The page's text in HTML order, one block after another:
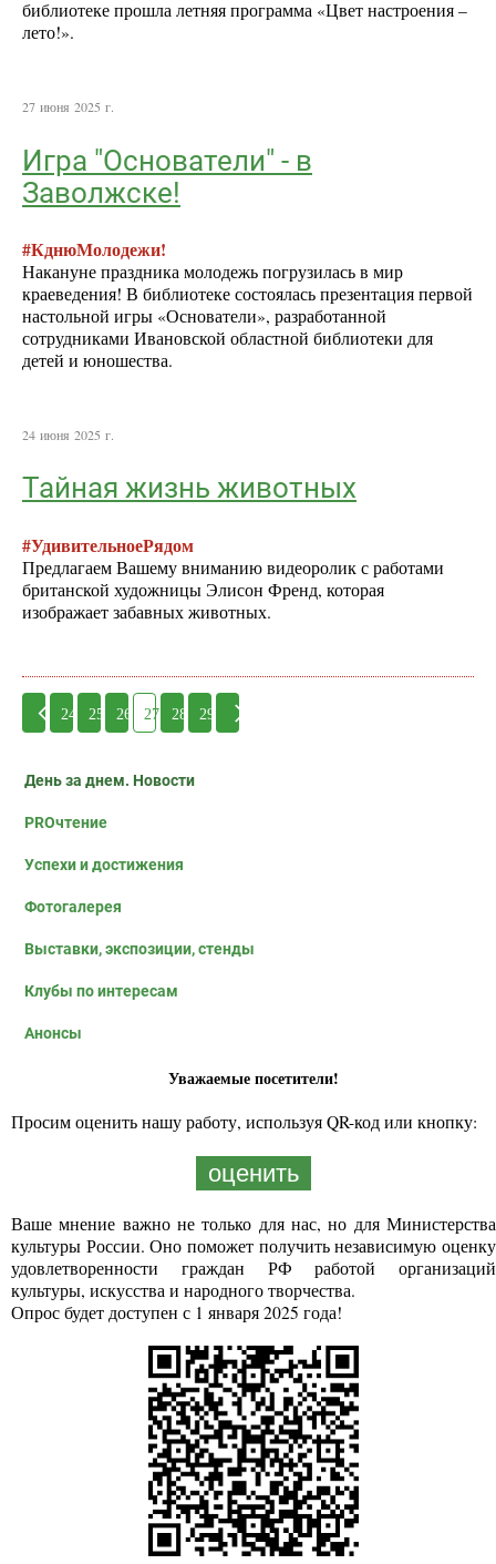
библиотеке прошла летняя программа «Цвет настроения –
лето!».
27 июня 2025 г.
Игра "Основатели" - в
Заволжске!
#КднюМолодежи!
Накануне праздника молодежь погрузилась в мир
краеведения! В библиотеке состоялась презентация первой
настольной игры «Основатели», разработанной
сотрудниками Ивановской областной библиотеки для
детей и юношества.
24 июня 2025 г.
Тайная жизнь животных
#УдивительноеРядом
Предлагаем Вашему вниманию видеоролик с работами
британской художницы Элисон Френд, которая
изображает забавных животных.
24 25 26 27 28 29
День за днем. Новости
PROчтение
Успехи и достижения
Фотогалерея
Выставки, экспозиции, стенды
Клубы по интересам
Анонсы
Уважаемые посетители!
Просим оценить нашу работу, используя QR-код или кнопку:
оценить
Ваше мнение важно не только для нас, но для Министерства
культуры России. Оно поможет получить независимую оценку
удовлетворенности граждан РФ работой организаций
культуры, искусства и народного творчества.
Опрос будет доступен с 1 января 2025 года!